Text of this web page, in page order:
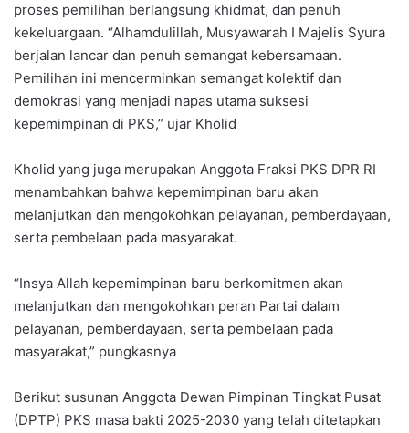
proses pemilihan berlangsung khidmat, dan penuh
kekeluargaan. “Alhamdulillah, Musyawarah I Majelis Syura
berjalan lancar dan penuh semangat kebersamaan.
Pemilihan ini mencerminkan semangat kolektif dan
demokrasi yang menjadi napas utama suksesi
kepemimpinan di PKS,” ujar Kholid
Kholid yang juga merupakan Anggota Fraksi PKS DPR RI
menambahkan bahwa kepemimpinan baru akan
melanjutkan dan mengokohkan pelayanan, pemberdayaan,
serta pembelaan pada masyarakat.
“Insya Allah kepemimpinan baru berkomitmen akan
melanjutkan dan mengokohkan peran Partai dalam
pelayanan, pemberdayaan, serta pembelaan pada
masyarakat,” pungkasnya
Berikut susunan Anggota Dewan Pimpinan Tingkat Pusat
(DPTP) PKS masa bakti 2025-2030 yang telah ditetapkan